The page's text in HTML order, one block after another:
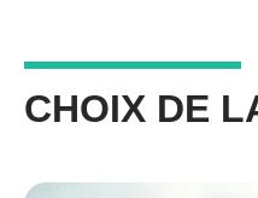
CHOIX DE